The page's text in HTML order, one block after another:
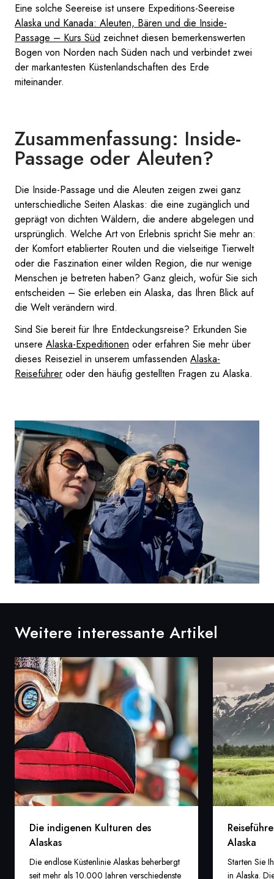
Eine solche Seereise ist unsere Expeditions-Seereise
Alaska und Kanada: Aleuten, Bären und die Inside-
Passage – Kurs Süd zeichnet diesen bemerkenswerten
Bogen von Norden nach Süden nach und verbindet zwei
der markantesten Küstenlandschaften des Erde
miteinander.
Zusammenfassung: Inside-
Passage oder Aleuten?
Die Inside-Passage und die Aleuten zeigen zwei ganz
unterschiedliche Seiten Alaskas: die eine zugänglich und
geprägt von dichten Wäldern, die andere abgelegen und
ursprünglich. Welche Art von Erlebnis spricht Sie mehr an:
der Komfort etablierter Routen und die vielseitige Tierwelt
oder die Faszination einer wilden Region, die nur wenige
Menschen je betreten haben? Ganz gleich, wofür Sie sich
entscheiden – Sie erleben ein Alaska, das Ihren Blick auf
die Welt verändern wird.
Sind Sie bereit für Ihre Entdeckungsreise? Erkunden Sie
unsere Alaska-Expeditionen oder erfahren Sie mehr über
dieses Reiseziel in unserem umfassenden Alaska-
Reiseführer oder den häufig gestellten Fragen zu Alaska.
Weitere interessante Artikel
Die indigenen Kulturen des
Alaskas
Die endlose Küstenlinie Alaskas beherbergt
seit mehr als 10.000 Jahren verschiedenste
Alaska
Starten Sie
in Alaska.